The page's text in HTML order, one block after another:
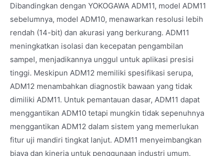
Dibandingkan dengan YOKOGAWA ADM11, model ADM11
sebelumnya, model ADM10, menawarkan resolusi lebih
rendah (14-bit) dan akurasi yang berkurang. ADM11
meningkatkan isolasi dan kecepatan pengambilan
sampel, menjadikannya unggul untuk aplikasi presisi
tinggi. Meskipun ADM12 memiliki spesifikasi serupa,
ADM12 menambahkan diagnostik bawaan yang tidak
dimiliki ADM11. Untuk pemantauan dasar, ADM11 dapat
menggantikan ADM10 tetapi mungkin tidak sepenuhnya
menggantikan ADM12 dalam sistem yang memerlukan
fitur uji mandiri tingkat lanjut. ADM11 menyeimbangkan
biaya dan kinerja untuk penggunaan industri umum.